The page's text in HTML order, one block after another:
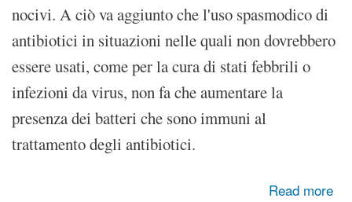
nocivi. A ciò va aggiunto che l'uso spasmodico di
antibiotici in situazioni nelle quali non dovrebbero
essere usati, come per la cura di stati febbrili o
infezioni da virus, non fa che aumentare la
presenza dei batteri che sono immuni al
trattamento degli antibiotici.
Read more
about Apocalisse antibiotica: la principale causa è negli